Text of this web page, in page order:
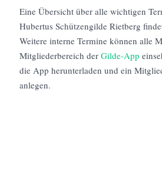
Eine Übersicht über alle wichtigen
Hubertus Schützengilde Rietberg
Weitere interne Termine können alle
Mitgliederbereich der Gilde-App
die App herunterladen und ein
anlegen.